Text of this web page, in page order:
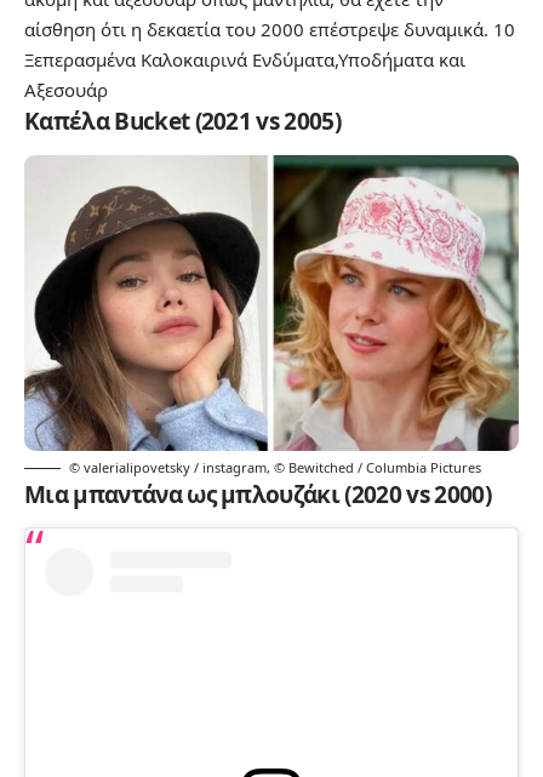
αίσθηση ότι η δεκαετία του 2000 επέστρεψε δυναμικά. 10
Ξεπερασμένα Καλοκαιρινά Ενδύματα,Υποδήματα και
Αξεσουάρ
Καπέλα Bucket (2021 vs 2005)
© valerialipovetsky / instagram, © Bewitched / Columbia Pictures
Μια μπαντάνα ως μπλουζάκι (2020 vs 2000)